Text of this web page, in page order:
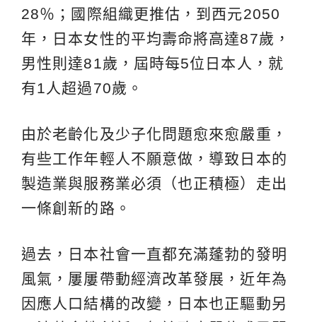
28％；國際組織更推估，到西元2050
年，日本女性的平均壽命將高達87歲，
男性則達81歲，屆時每5位日本人，就
有1人超過70歲。
由於老齡化及少子化問題愈來愈嚴重，
有些工作年輕人不願意做，導致日本的
製造業與服務業必須（也正積極）走出
一條創新的路。
過去，日本社會一直都充滿蓬勃的發明
風氣，屢屢帶動經濟改革發展，近年為
因應人口結構的改變，日本也正驅動另